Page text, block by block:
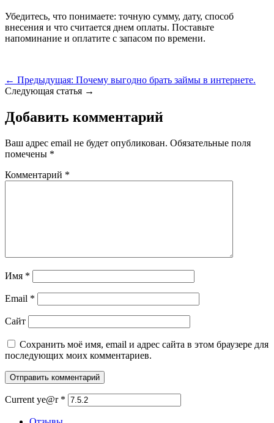
Убедитесь, что понимаете: точную сумму, дату, способ
внесения и что считается днем оплаты. Поставьте
напоминание и оплатите с запасом по времени.
← Предыдущая: Почему выгодно брать займы в интернете.
Следующая статья →
Добавить комментарий
Ваш адрес email не будет опубликован. Обязательные поля
помечены *
Комментарий *
Имя *
Email *
Сайт
Сохранить моё имя, email и адрес сайта в этом браузере для
последующих моих комментариев.
Current ye@r *